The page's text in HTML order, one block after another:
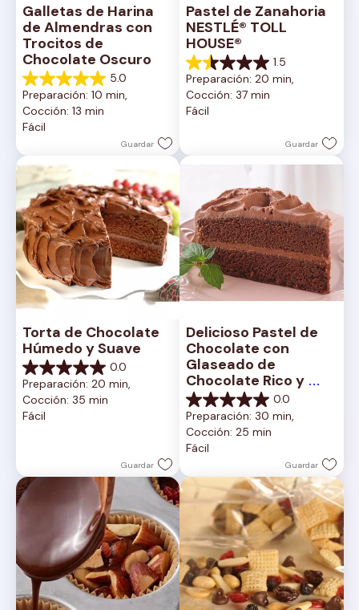
Galletas de Harina
de Almendras con
Trocitos de
Chocolate Oscuro
5.0
5.0
de
5
estrellas.
reseña
Preparación: 10 min,
Cocción: 13 min
Fácil
Guardar
Pastel de Zanahoria
NESTLÉ® TOLL
HOUSE®
1.5
1.5
de
5
estrellas.
Preparación: 20 min,
Cocción: 37 min
Fácil
Guardar
Torta de Chocolate
Húmedo y Suave
0.0
0.0
de
5
estrellas.
Preparación: 20 min,
Cocción: 35 min
Fácil
Guardar
Delicioso Pastel de
Chocolate con
Glaseado de
Chocolate Rico y
Cremoso
0.0
0.0
de
5
estrellas.
Preparación: 30 min,
Cocción: 25 min
Fácil
Guardar